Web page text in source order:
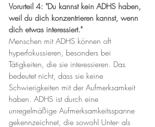
Vorurteil 4: "Du kannst kein ADHS haben,
weil du dich konzentrieren kannst, wenn
dich etwas interessiert."
Menschen mit ADHS können oft
hyperfokussieren, besonders bei
Tätigkeiten, die sie interessieren. Das
bedeutet nicht, dass sie keine
Schwierigkeiten mit der Aufmerksamkeit
haben. ADHS ist durch eine
unregelmäßige Aufmerksamkeitsspanne
gekennzeichnet, die sowohl Unter- als